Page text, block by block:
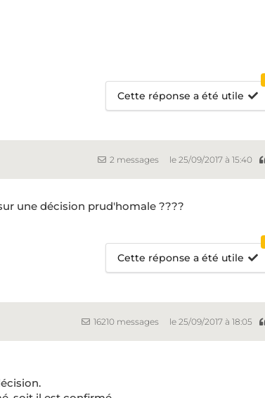
Cette réponse a été utile
2 messages le 25/09/2017 à 15:40
une décision prud'homale ????
Cette réponse a été utile
16210 messages le 25/09/2017 à 18:05